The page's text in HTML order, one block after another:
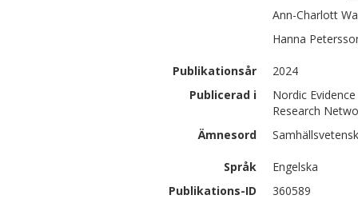
Ann-Charlott
Hanna
Publikationsår
2024
Publicerad i
Nordic
Research
Ämnesord
Språk
Engelska
Publikations-ID
360589